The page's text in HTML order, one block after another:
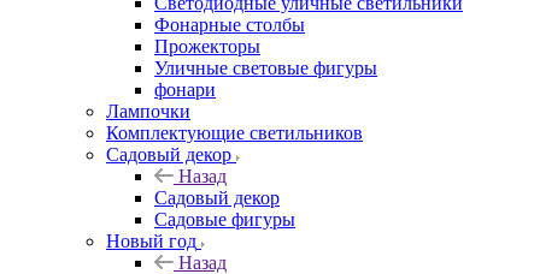
Фонарные столбы
Прожекторы
Уличные световые фигуры
фонари
Лампочки
Комплектующие светильников
Садовый декор
Назад
Садовый декор
Садовые фигуры
Новый год
Назад